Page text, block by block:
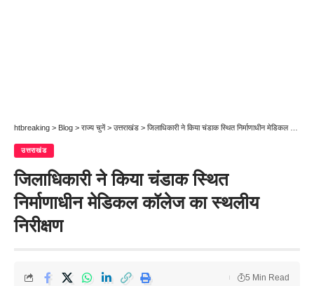
htbreaking > Blog > राज्य चुनें > उत्तराखंड > जिलाधिकारी ने किया चंडाक स्थित निर्माणाधीन मेडिकल कॉलेज का स्थलीय निरीक्षण
उत्तराखंड
जिलाधिकारी ने किया चंडाक स्थित
निर्माणाधीन मेडिकल कॉलेज का स्थलीय
निरीक्षण
5 Min Read